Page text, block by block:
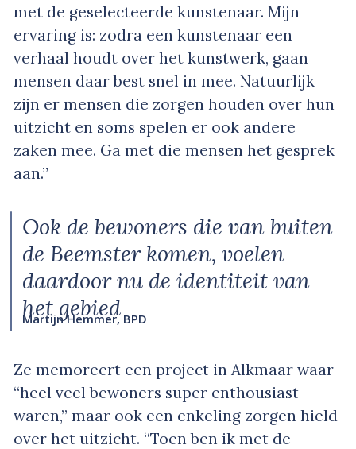
met de geselecteerde kunstenaar. Mijn
ervaring is: zodra een kunstenaar een
verhaal houdt over het kunstwerk, gaan
mensen daar best snel in mee. Natuurlijk
zijn er mensen die zorgen houden over hun
uitzicht en soms spelen er ook andere
zaken mee. Ga met die mensen het gesprek
aan.”
Ook de bewoners die van buiten
de Beemster komen, voelen
daardoor nu de identiteit van
het gebied
Martijn Hemmer, BPD
Ze memoreert een project in Alkmaar waar
“heel veel bewoners super enthousiast
waren,” maar ook een enkeling zorgen hield
over het uitzicht. “Toen ben ik met de